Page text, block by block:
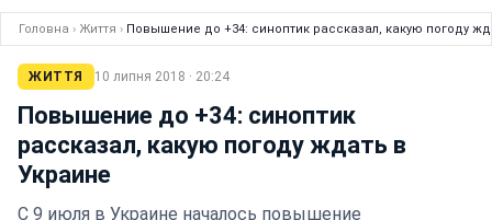
Головна › Життя › Повышение до +34: синоптик рассказал, какую погоду
ЖИТТЯ 10 липня 2018 · 20:24
Повышение до +34: синоптик
рассказал, какую погоду ждать в
Украине
С 9 июля в Украине началось повышение